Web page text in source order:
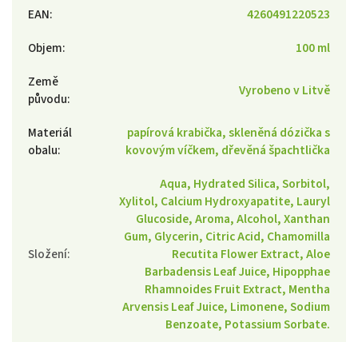
EAN:
4260491220523
Objem:
100 ml
Země
původu: Vyrobeno v Litvě
Materiál
obalu:
papírová krabička, skleněná dózička s
kovovým víčkem, dřevěná špachtlička
Složení:
Aqua, Hydrated Silica, Sorbitol,
Xylitol, Calcium Hydroxyapatite, Lauryl
Glucoside, Aroma, Alcohol, Xanthan
Gum, Glycerin, Citric Acid, Chamomilla
Recutita Flower Extract, Aloe
Barbadensis Leaf Juice, Hipopphae
Rhamnoides Fruit Extract, Mentha
Arvensis Leaf Juice, Limonene, Sodium
Benzoate, Potassium Sorbate.